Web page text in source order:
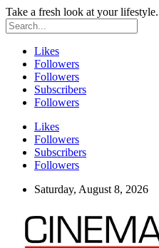
Take a fresh look at your lifestyle.
Likes
Followers
Followers
Subscribers
Followers
Likes
Followers
Subscribers
Followers
Saturday, August 8, 2026